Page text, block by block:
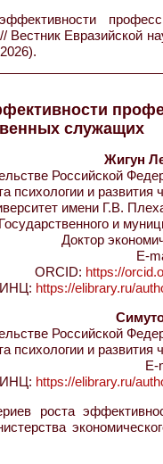
Вестник Евразийской
служащих
Жигун
Российской
психологии и развития
имени Г.В.
и
Доктор
E-
ORCID: https://
https://elibrary.ru/
Российской
психологии и развития
E-
https://elibrary.ru/
роста